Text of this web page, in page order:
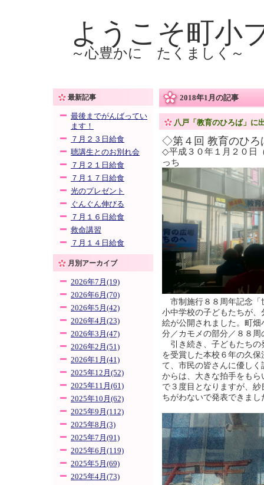
ようこそ町小
～心豊かに たくましく～
最新記事
最後までがんばってい
ます！
７月２３日給食
聴講生とのお別れ会
７月２１日給食
７月１７日給食
光のプレゼント
ぐんぐん伸びる
７月１６日給食
救命講習
７月１４日給食
月別アーカイブ
2026年7月(19)
2026年6月(70)
2026年5月(42)
2026年4月(23)
2026年3月(47)
2026年2月(51)
2026年1月(41)
2025年12月(52)
2025年11月(61)
2025年10月(62)
2025年9月(112)
2025年8月(3)
2025年7月(91)
2025年6月(119)
2025年5月(69)
2025年4月(73)
2018年1月の記事
八戸「教育のひろば」に
◇第４回 教育のひろ
◇平成３０年１月２０日
っち
市制施行８８周年記念「
小中学校の子どもたちが
絵が公開されました。町
分／カモメの部分／８８
引き続き、子どもたちの
を受賞した本校６年の久
て、市民の皆さんに優し
からは、大きな拍手をも
で３度目となりますが、
ちがわないで発表できま